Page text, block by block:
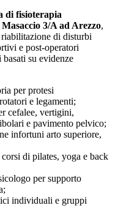
di fisioterapia
3/A ad Arezzo,
di disturbi
e post-operatori
su evidenze
per protesi
e legamenti;
cefalee, vertigini,
e pavimento pelvico;
infortuni arto superiore,
di pilates, yoga e back
per supporto
individuali e gruppi